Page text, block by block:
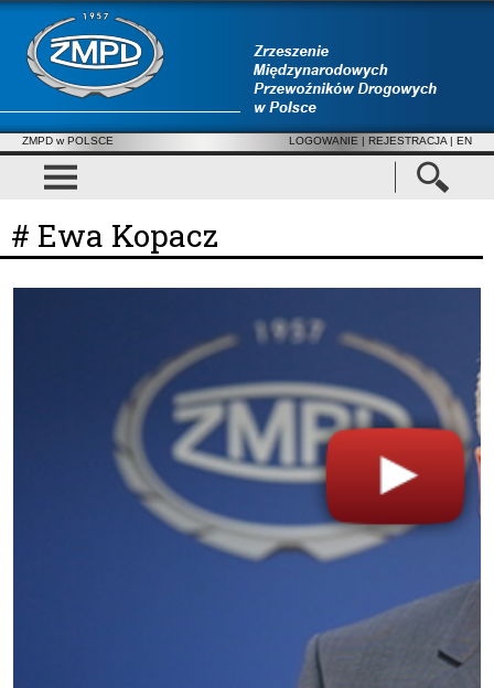
ZMPD w POLSCE LOGOWANIE | REJESTRACJA | EN
# Ewa Kopacz